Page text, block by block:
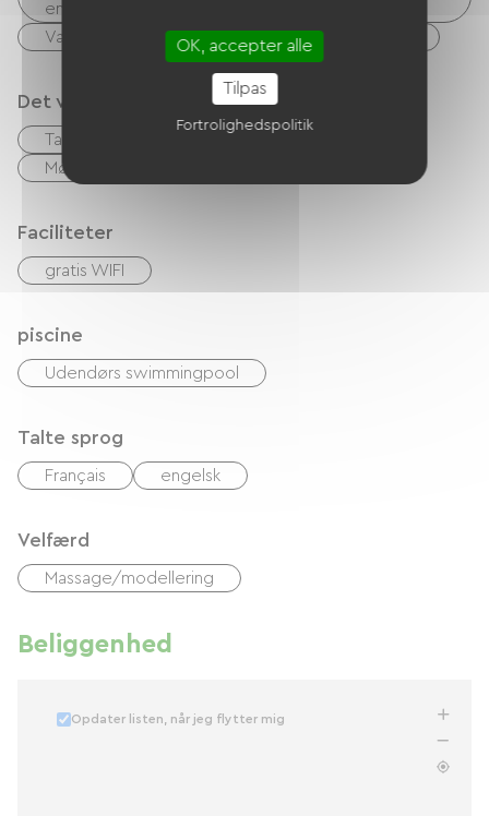
enheder osv.)
Vaskerifaciliteter til rådighed (gratis eller betalt)
Det vi er gode til
Table d'hôtes
Mødelokale
Faciliteter
gratis WIFI
piscine
Udendørs swimmingpool
Talte sprog
Français engelsk
Velfærd
Massage/modellering
Beliggenhed
Opdater listen, når jeg flytter mig
OK, accepter alle
Tilpas
Fortrolighedspolitik